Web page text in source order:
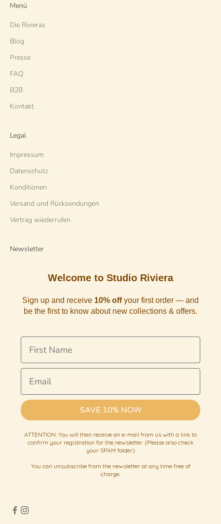
Menü
Die Rivieras
Blog
Presse
FAQ
B2B
Kontakt
Legal
Impressum
Datenschutz
Konditionen
Versand und Rücksendungen
Vertrag wiederrufen
Newsletter
Welcome to Studio Riviera
Sign up and receive 10% offyour first order — and
be the first to know about new collections & offers.
First Name
Email
SAVE 10% NOW
ATTENTION: You will then receive an e-mail from us with a link to
confirm your registration for the newsletter. (Please also check
your SPAM folder)
You can unsubscribe from the newsletter at any time free of
charge.